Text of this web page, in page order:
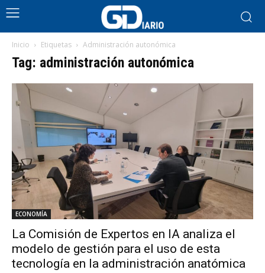
Inicio Etiquetas Administración autonómica
Tag: administración autonómica
ECONOMÍA
La Comisión de Expertos en IA analiza el
modelo de gestión para el uso de esta
tecnología en la administración anatómica